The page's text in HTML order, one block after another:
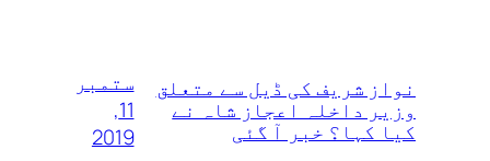
نواز شریف کی ڈیل سے متعلق
وزیر داخلہ اعجاز شاہ نے
کیا کہا؟ خبر آ گئی
ستمبر
11,
2019